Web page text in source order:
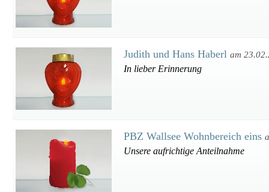
Judith und Hans Haberl am
In lieber Erinnerung
PBZ Wallsee Wohnbereich eins
Unsere aufrichtige Anteilnahme